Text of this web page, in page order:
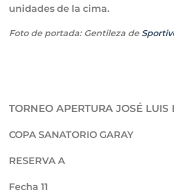
unidades de la cima.
Foto de portada: Gentileza de
TORNEO APERTURA JOSÉ LUIS
COPA SANATORIO GARAY
RESERVA A
Fecha 11